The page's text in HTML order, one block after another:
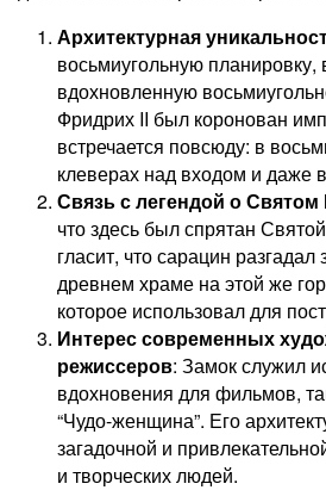
Архитектурная
восьмиугольную планировку,
вдохновленную
Фридрих II был коронован
встречается повсюду: в
клеверах над входом и даже
Связь с легендой о Святом
что здесь был спрятан
гласит, что сарацин разгадал
древнем храме на этой же
которое использовал для
Интерес современных
режиссеров: Замок служил
вдохновения для фильмов,
“Чудо-женщина”. Его
загадочной и
и творческих людей.